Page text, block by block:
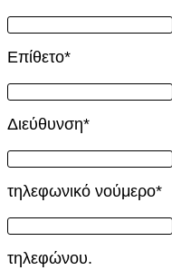
Επίθετο*
Διεύθυνση*
τηλεφωνικό νούμερο*
τηλεφώνου.